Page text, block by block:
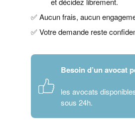
✅ Aucun frais, aucun
✅ Votre demande reste
Besoin d’un avocat
les avocats
sous 24h.